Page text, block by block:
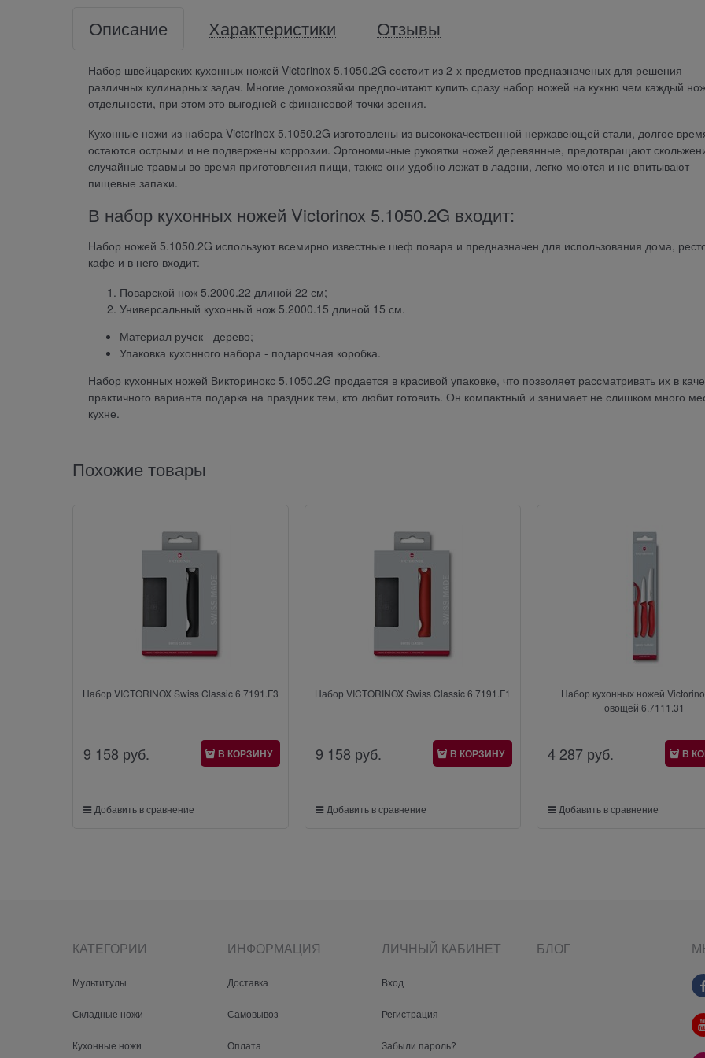
Описание Характеристики Отзывы
Набор швейцарских кухонных ножей Victorinox 5.1050.2G состоит из 2-х предметов предназначеных для решения
различных кулинарных задач. Многие домохозяйки предпочитают купить сразу набор ножей на кухню чем каждый
отдельности, при этом это выгодней с финансовой точки зрения.
Кухонные ножи из набора Victorinox 5.1050.2G изготовлены из высококачественной нержавеющей стали, долгое
остаются острыми и не подвержены коррозии. Эргономичные рукоятки ножей деревянные, предотвращают
случайные травмы во время приготовления пищи, также они удобно лежат в ладони, легко моются и не впитывают
пищевые запахи.
В набор кухонных ножей Victorinox 5.1050.2G входит:
Набор ножей 5.1050.2G используют всемирно известные шеф повара и предназначен для использования дома,
кафе и в него входит:
Поварской нож 5.2000.22 длиной 22 см;
Универсальный кухонный нож 5.2000.15 длиной 15 см.
Материал ручек - дерево;
Упаковка кухонного набора - подарочная коробка.
Набор кухонных ножей Викторинокс 5.1050.2G продается в красивой упаковке, что позволяет рассматривать их в
практичного варианта подарка на праздник тем, кто любит готовить. Он компактный и занимает не слишком много
кухне.
Похожие товары
Набор VICTORINOX Swiss Classic 6.7191.F3
9 158 руб. В КОРЗИНУ
Добавить в сравнение
Набор VICTORINOX Swiss Classic 6.7191.F1
9 158 руб. В КОРЗИНУ
Добавить в сравнение
Набор кухонных ножей
овощей 6.7111.31
4 287 руб. В
Добавить в сравнение
КАТЕГОРИИ
Мультитулы
Складные ножи
Кухонные ножи
ИНФОРМАЦИЯ
Доставка
Самовывоз
Оплата
ЛИЧНЫЙ КАБИНЕТ
Вход
Регистрация
Забыли пароль?
БЛОГ